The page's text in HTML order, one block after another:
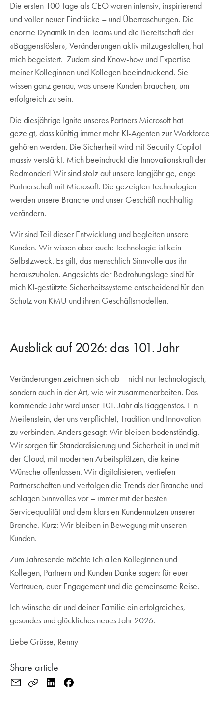
Die ersten 100 Tage als CEO waren intensiv, inspirierend
und voller neuer Eindrücke – und Überraschungen. Die
enorme Dynamik in den Teams und die Bereitschaft der
«Baggenstösler», Veränderungen aktiv mitzugestalten, hat
mich begeistert. Zudem sind Know-how und Expertise
meiner Kolleginnen und Kollegen beeindruckend. Sie
wissen ganz genau, was unsere Kunden brauchen, um
erfolgreich zu sein.
Die diesjährige Ignite unseres Partners Microsoft hat
gezeigt, dass künftig immer mehr KI-Agenten zur Workforce
gehören werden. Die Sicherheit wird mit Security Copilot
massiv verstärkt. Mich beeindruckt die Innovationskraft der
Redmonder! Wir sind stolz auf unsere langjährige, enge
Partnerschaft mit Microsoft. Die gezeigten Technologien
werden unsere Branche und unser Geschäft nachhaltig
verändern.
Wir sind Teil dieser Entwicklung und begleiten unsere
Kunden. Wir wissen aber auch: Technologie ist kein
Selbstzweck. Es gilt, das menschlich Sinnvolle aus ihr
herauszuholen. Angesichts der Bedrohungslage sind für
mich KI-gestützte Sicherheitssysteme entscheidend für den
Schutz von KMU und ihren Geschäftsmodellen.
Ausblick auf 2026: das 101. Jahr
Veränderungen zeichnen sich ab – nicht nur technologisch,
sondern auch in der Art, wie wir zusammenarbeiten. Das
kommende Jahr wird unser 101. Jahr als Baggenstos. Ein
Meilenstein, der uns verpflichtet, Tradition und Innovation
zu verbinden. Anders gesagt: Wir bleiben bodenständig.
Wir sorgen für Standardisierung und Sicherheit in und mit
der Cloud, mit modernen Arbeitsplätzen, die keine
Wünsche offenlassen. Wir digitalisieren, vertiefen
Partnerschaften und verfolgen die Trends der Branche und
schlagen Sinnvolles vor – immer mit der besten
Servicequalität und dem klarsten Kundennutzen unserer
Branche. Kurz: Wir bleiben in Bewegung mit unseren
Kunden.
Zum Jahresende möchte ich allen Kolleginnen und
Kollegen, Partnern und Kunden Danke sagen: für euer
Vertrauen, euer Engagement und die gemeinsame Reise.
Ich wünsche dir und deiner Familie ein erfolgreiches,
gesundes und glückliches neues Jahr 2026.
Liebe Grüsse, Renny
Share article